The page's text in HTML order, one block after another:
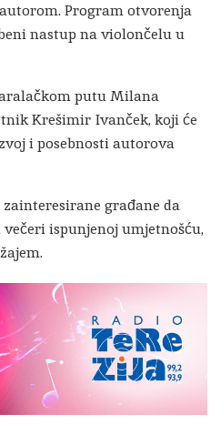
Program otvorenja
nastup na violončelu u
putu Milana
Krešimir Ivanček, koji će
i posebnosti autorova
građane da
ispunjenoj umjetnošću,